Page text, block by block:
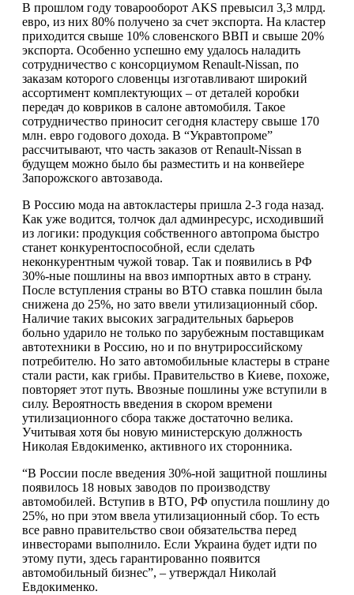
В прошлом году товарооборот AKS превысил 3,3 млрд.
евро, из них 80% получено за счет экспорта. На кластер
приходится свыше 10% словенского ВВП и свыше 20%
экспорта. Особенно успешно ему удалось наладить
сотрудничество с консорциумом Renault-Nissan, по
заказам которого словенцы изготавливают широкий
ассортимент комплектующих – от деталей коробки
передач до ковриков в салоне автомобиля. Такое
сотрудничество приносит сегодня кластеру свыше 170
млн. евро годового дохода. В “Укравтопроме”
рассчитывают, что часть заказов от Renault-Nissan в
будущем можно было бы разместить и на конвейере
Запорожского автозавода.
В Россию мода на автокластеры пришла 2-3 года назад.
Как уже водится, толчок дал админресурс, исходивший
из логики: продукция собственного автопрома быстро
станет конкурентоспособной, если сделать
неконкурентным чужой товар. Так и появились в РФ
30%-ные пошлины на ввоз импортных авто в страну.
После вступления страны во ВТО ставка пошлин была
снижена до 25%, но зато ввели утилизационный сбор.
Наличие таких высоких заградительных барьеров
больно ударило не только по зарубежным поставщикам
автотехники в Россию, но и по внутрироссийскому
потребителю. Но зато автомобильные кластеры в стране
стали расти, как грибы. Правительство в Киеве, похоже,
повторяет этот путь. Ввозные пошлины уже вступили в
силу. Вероятность введения в скором времени
утилизационного сбора также достаточно велика.
Учитывая хотя бы новую министерскую должность
Николая Евдокименко, активного их сторонника.
“В России после введения 30%-ной защитной пошлины
появилось 18 новых заводов по производству
автомобилей. Вступив в ВТО, РФ опустила пошлину до
25%, но при этом ввела утилизационный сбор. То есть
все равно правительство свои обязательства перед
инвесторами выполнило. Если Украина будет идти по
этому пути, здесь гарантированно появится
автомобильный бизнес”, – утверждал Николай
Евдокименко.